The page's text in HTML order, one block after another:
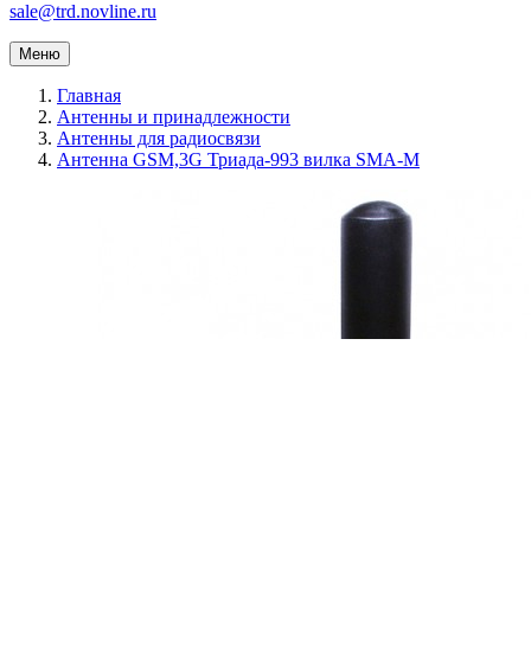
sale@trd.novline.ru
Меню
Главная
Антенны и принадлежности
Антенны для радиосвязи
Антенна GSM,3G Триада-993 вилка SMA-M